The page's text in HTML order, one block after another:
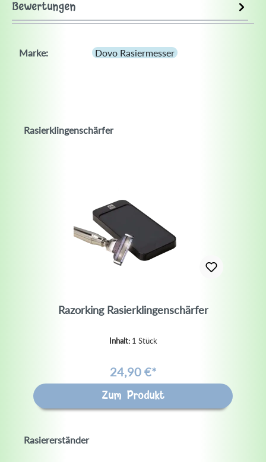
Bewertungen
Marke: Dovo Rasiermesser
Rasierklingenschärfer
Razorking Rasierklingenschärfer
Inhalt: 1 Stück
24,90 €*
Zum Produkt
Rasiererständer